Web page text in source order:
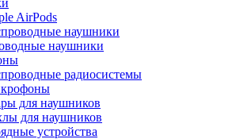
AirPods
наушники
наушники
радиосистемы
для наушников
для наушников
устройства